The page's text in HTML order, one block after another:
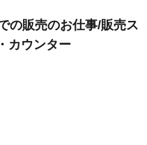
の販売のお仕事/販売ス
カウンター